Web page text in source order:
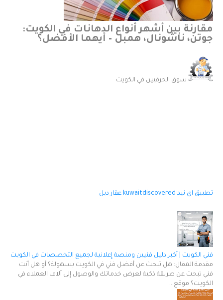
مقارنة بين أشهر أنواع الدهانات في الكويت:
جوتن، ناشونال، همبل – أيهما الأفضل؟
سوق الحرفيين في الكويت
تطبيق اي نيد kuwaitdiscovered عقار ديل
فني الكويت | أكبر دليل فنيين ومنصة إعلانية لجميع التخصصات في الكويت
مقدمة المقال: هل تبحث عن أفضل فني في الكويت بسهولة؟ أو هل أنت
فني تبحث عن طريقة ذكية لعرض خدماتك والوصول إلى آلاف العملاء في
الكويت؟ موقع...